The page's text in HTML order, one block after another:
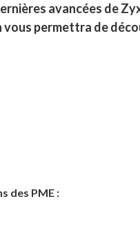
avancées de
permettra de
des PME :